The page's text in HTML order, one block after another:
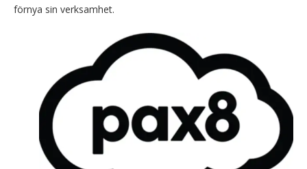
förnya sin verksamhet.